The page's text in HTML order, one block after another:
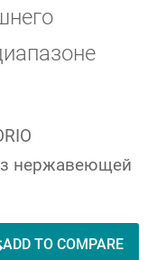
нержавеющей
ADD TO COMPARE